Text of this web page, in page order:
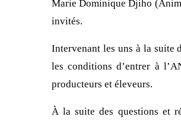
Marie Dominique Djiho
invités.
Intervenant les uns à la suite
les conditions d’entrer à
producteurs et éleveurs.
À la suite des questions et